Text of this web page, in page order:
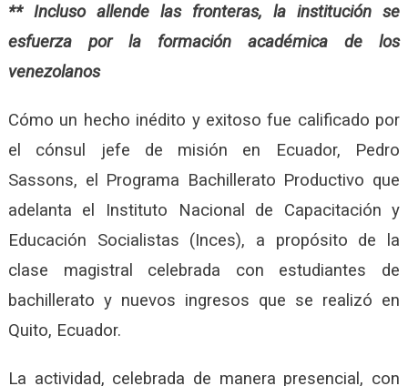
** Incluso allende las fronteras, la institución se
esfuerza por la formación académica de los
venezolanos
Cómo un hecho inédito y exitoso fue calificado por
el cónsul jefe de misión en Ecuador, Pedro
Sassons, el Programa Bachillerato Productivo que
adelanta el Instituto Nacional de Capacitación y
Educación Socialistas (Inces), a propósito de la
clase magistral celebrada con estudiantes de
bachillerato y nuevos ingresos que se realizó en
Quito, Ecuador.
La actividad, celebrada de manera presencial, con